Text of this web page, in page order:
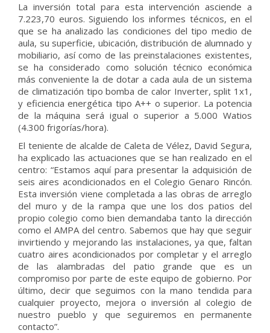
La inversión total para esta intervención asciende a
7.223,70 euros. Siguiendo los informes técnicos, en el
que se ha analizado las condiciones del tipo medio de
aula, su superficie, ubicación, distribución de alumnado y
mobiliario, así como de las preinstalaciones existentes,
se ha considerado como solución técnico económica
más conveniente la de dotar a cada aula de un sistema
de climatización tipo bomba de calor Inverter, split 1x1,
y eficiencia energética tipo A++ o superior. La potencia
de la máquina será igual o superior a 5.000 Watios
(4.300 frigorías/hora).
El teniente de alcalde de Caleta de Vélez, David Segura,
ha explicado las actuaciones que se han realizado en el
centro: “Estamos aquí para presentar la adquisición de
seis aires acondicionados en el Colegio Genaro Rincón.
Esta inversión viene completada a las obras de arreglo
del muro y de la rampa que une los dos patios del
propio colegio como bien demandaba tanto la dirección
como el AMPA del centro. Sabemos que hay que seguir
invirtiendo y mejorando las instalaciones, ya que, faltan
cuatro aires acondicionados por completar y el arreglo
de las alambradas del patio grande que es un
compromiso por parte de este equipo de gobierno. Por
último, decir que seguimos con la mano tendida para
cualquier proyecto, mejora o inversión al colegio de
nuestro pueblo y que seguiremos en permanente
contacto”.